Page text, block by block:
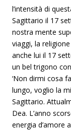
l’intensità di
Sagittario il 17
nostra mente
viaggi, la
anche lui il 17
un bel trigono
‘Non dirmi cosa
lungo, voglio la
Sagittario.
Dea. L’anno
energia d’amore